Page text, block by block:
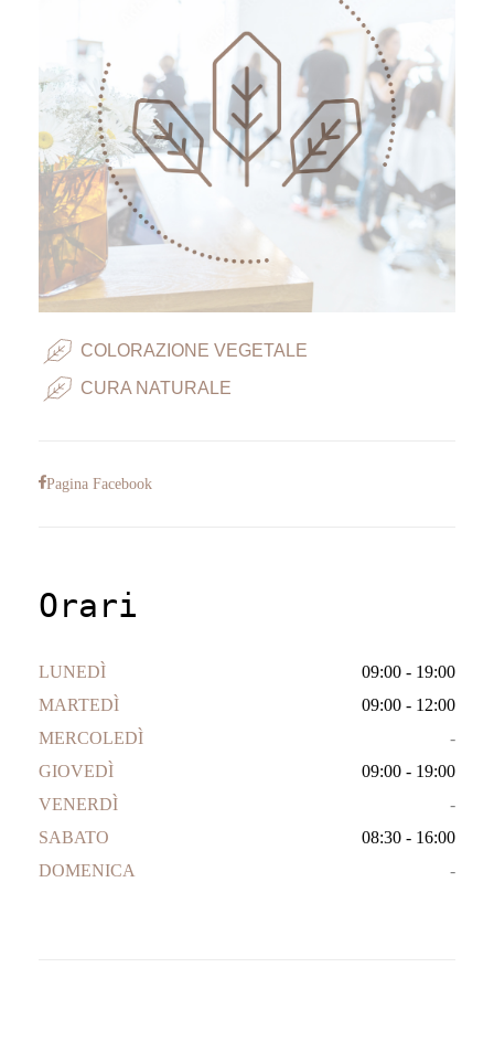
COLORAZIONE VEGETALE
CURA NATURALE
Pagina Facebook
Orari
LUNEDÌ
09:00 - 19:00
MARTEDÌ
09:00 - 12:00
MERCOLEDÌ
-
GIOVEDÌ
09:00 - 19:00
VENERDÌ
-
SABATO
08:30 - 16:00
DOMENICA
-